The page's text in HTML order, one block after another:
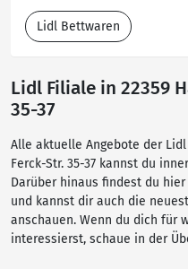
Lidl Bettwaren
Lidl Filiale in 22359
35-37
Alle aktuelle Angebote der
Ferck-Str. 35-37 kannst du
Darüber hinaus findest du hier
und kannst dir auch die
anschauen. Wenn du dich für
interessierst, schaue in der